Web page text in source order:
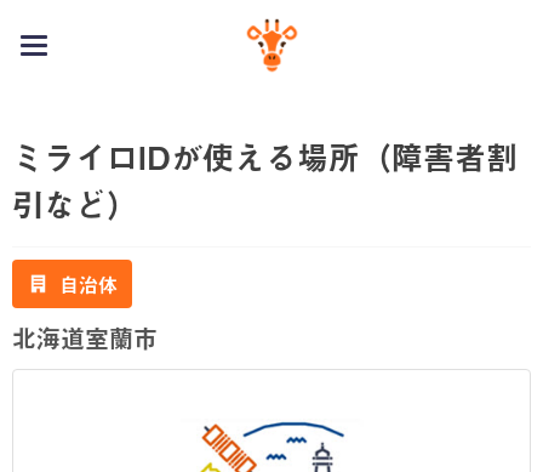
toggle
ミライロIDが使える場所（障害者割
引など）
自治体
北海道室蘭市